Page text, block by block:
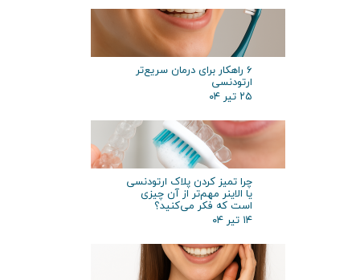
۶ راهکار برای درمان سریع‌تر
ارتودنسی
۲۵ تیر ۰۴
چرا تمیز کردن پلاک ارتودنسی
یا الاینر مهم‌تر از آن چیزی
است که فکر می‌کنید؟
۱۴ تیر ۰۴